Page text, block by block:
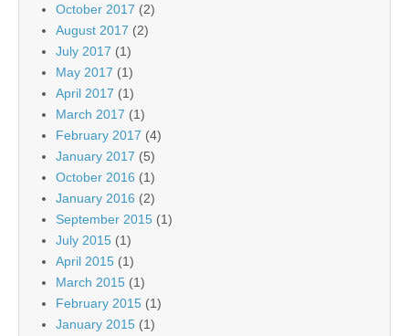
October 2017 (2)
August 2017 (2)
July 2017 (1)
May 2017 (1)
April 2017 (1)
March 2017 (1)
February 2017 (4)
January 2017 (5)
October 2016 (1)
January 2016 (2)
September 2015 (1)
July 2015 (1)
April 2015 (1)
March 2015 (1)
February 2015 (1)
January 2015 (1)